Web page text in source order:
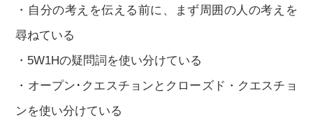
・自分の考えを伝える前に、まず周囲の人の考えを
尋ねている
・5W1Hの疑問詞を使い分けている
・オープン･クエスチョンとクローズド・クエスチョ
ンを使い分けている